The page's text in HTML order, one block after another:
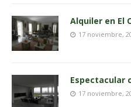
Alquiler en El
17 noviembre,
Espectacular
17 noviembre,